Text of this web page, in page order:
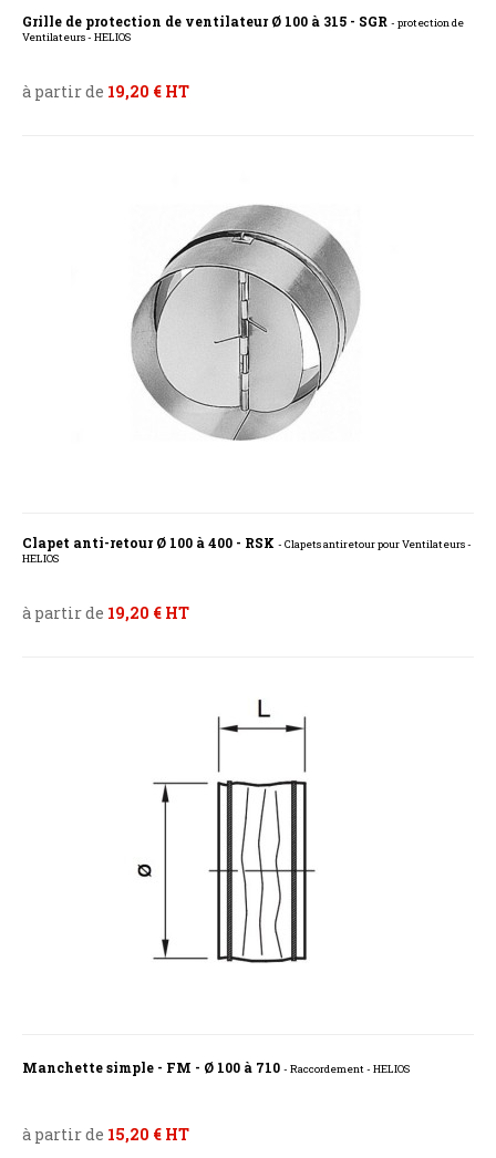
Grille de protection de ventilateur Ø 100 à 315 - SGR - protection de
Ventilateurs - HELIOS
à partir de 19,20 € HT
Clapet anti-retour Ø 100 à 400 - RSK - Clapets antiretour pour Ventilateurs -
HELIOS
à partir de 19,20 € HT
Manchette simple - FM - Ø 100 à 710 - Raccordement - HELIOS
à partir de 15,20 € HT